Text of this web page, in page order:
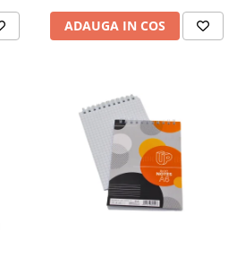
ADAUGA IN COS